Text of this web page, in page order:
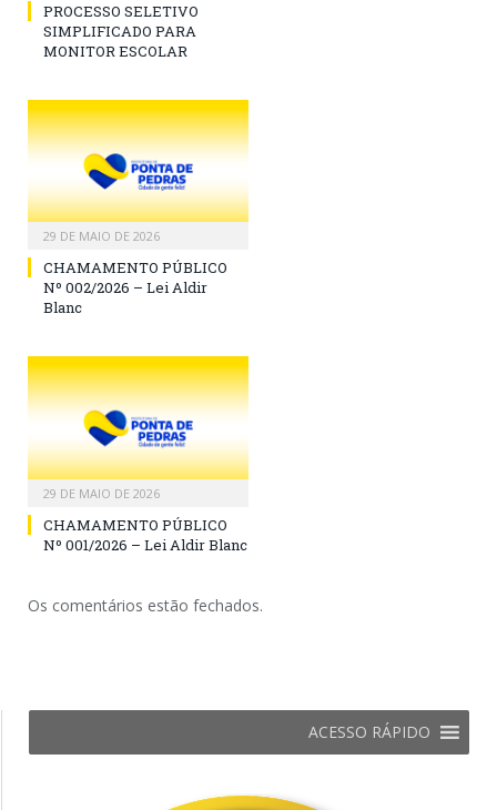
PROCESSO SELETIVO
SIMPLIFICADO PARA
MONITOR ESCOLAR
29 DE MAIO DE 2026
CHAMAMENTO PÚBLICO
Nº 002/2026 – Lei Aldir
Blanc
29 DE MAIO DE 2026
CHAMAMENTO PÚBLICO
Nº 001/2026 – Lei Aldir Blanc
Os comentários estão fechados.
ACESSO RÁPIDO